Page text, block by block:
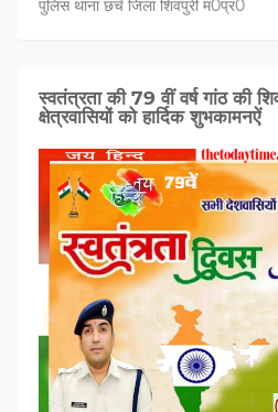
पुलिस थाना छर्च जिला शिवपुरी म0प्र0
स्वतंत्रता की 79 वीं वर्ष गांठ की
क्षेत्रवासियों को हार्दिक शुभकामनऐं